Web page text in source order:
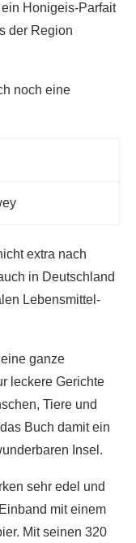
Honigeis-Parfait
der Region
noch eine
extra nach
in Deutschland
Lebensmittel-
ganze
leckere Gerichte
Tiere und
Buch damit ein
Insel.
sehr edel und
mit einem
Mit seinen 320